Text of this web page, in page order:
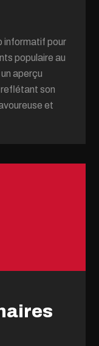
informatif pour
populaire au
aperçu
son
et